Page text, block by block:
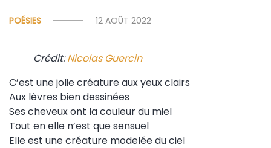
POÉSIES 12 AOÛT 2022
Crédit:Nicolas Guercin
C’est une jolie créature aux yeux clairs
Aux lèvres bien dessinées
Ses cheveux ont la couleur du miel
Tout en elle n’est que sensuel
Elle est une créature modelée du ciel